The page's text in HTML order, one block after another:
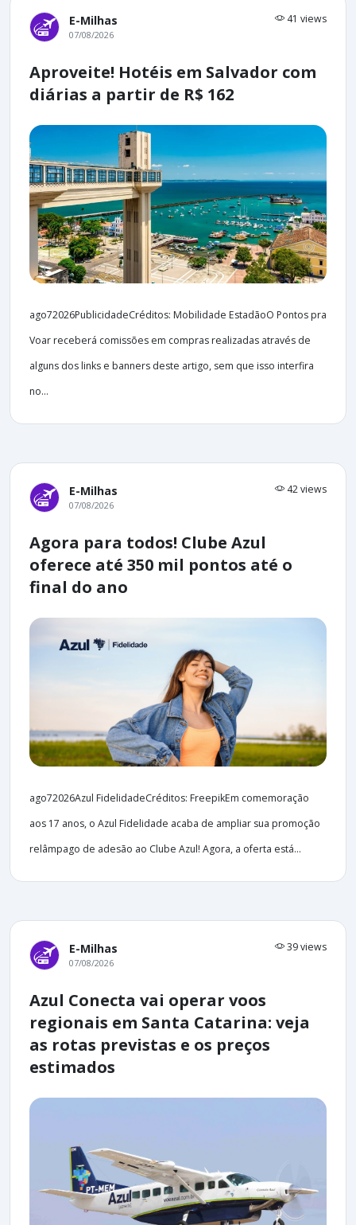
E-Milhas 41 views
07/08/2026
Aproveite! Hotéis em Salvador com
diárias a partir de R$ 162
ago72026PublicidadeCréditos: Mobilidade EstadãoO Pontos pra
Voar receberá comissões em compras realizadas através de
alguns dos links e banners deste artigo, sem que isso interfira
no...
E-Milhas 42 views
07/08/2026
Agora para todos! Clube Azul
oferece até 350 mil pontos até o
final do ano
ago72026Azul FidelidadeCréditos: FreepikEm comemoração
aos 17 anos, o Azul Fidelidade acaba de ampliar sua promoção
relâmpago de adesão ao Clube Azul! Agora, a oferta está...
E-Milhas 39 views
07/08/2026
Azul Conecta vai operar voos
regionais em Santa Catarina: veja
as rotas previstas e os preços
estimados